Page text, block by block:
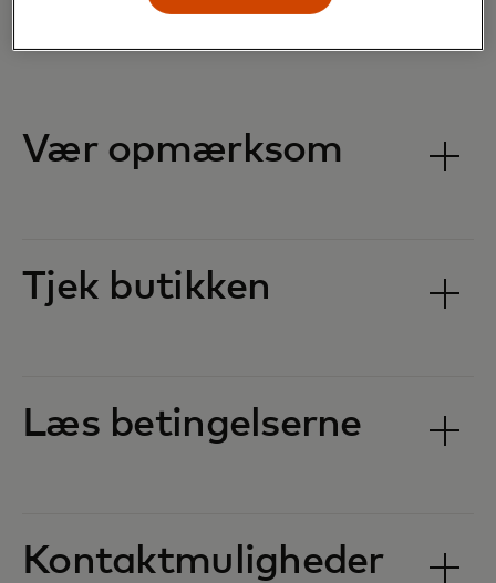
Vær opmærksom‎
Tjek butikken‎
Læs betingelserne‎
Kontaktmuligheder‎